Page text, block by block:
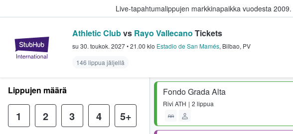
Live-tapahtumalippujen markkinapaikka vuodesta 2009.
StubHub - missä fanit ostavat ja myyvät lippuja
Athletic Clubvs Rayo Vallecano Tickets
su 30. toukok. 2027•21.00 klo Estadio de San Mamés, Bilbao, PV
146 lippua jäljellä
Fondo Grada Alta
Rivi ATH 2 lippua
Lippujen määrä
1 2 3 4 5+